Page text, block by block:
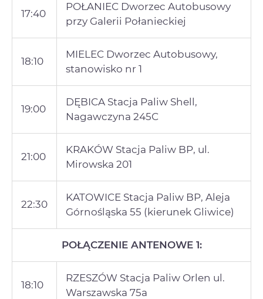
17:40
POŁANIEC Dworzec Autobusowy
przy Galerii Połanieckiej
18:10
MIELEC Dworzec Autobusowy,
stanowisko nr 1
19:00
DĘBICA Stacja Paliw Shell,
Nagawczyna 245C
21:00
KRAKÓW Stacja Paliw BP, ul.
Mirowska 201
22:30
KATOWICE Stacja Paliw BP, Aleja
Górnośląska 55 (kierunek Gliwice)
POŁĄCZENIE ANTENOWE 1:
18:10
RZESZÓW Stacja Paliw Orlen ul.
Warszawska 75a